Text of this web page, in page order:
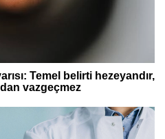
Temel belirti hezeyandır,
vazgeçmez